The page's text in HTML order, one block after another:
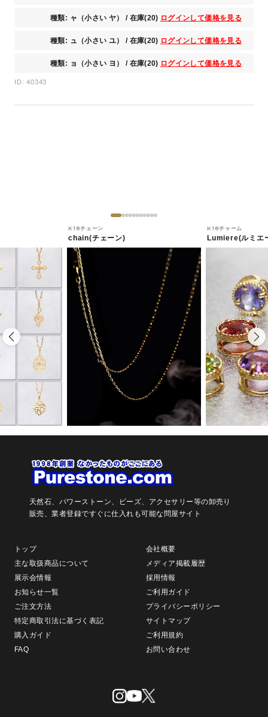
種類: ャ（小さい ヤ） / 在庫(20) ログインして価格を見る
種類: ュ（小さい ユ） / 在庫(20) ログインして価格を見る
種類: ョ（小さい ヨ） / 在庫(20) ログインして価格を見る
ID: 40343
K18チェーン
chain(チェーン)
K18チャーム
Lumiere(ルミエ
天然石、パワーストーン、ビーズ、アクセサリー等の卸売り
販売、業者登録ですぐに仕入れも可能な問屋サイト
トップ
会社概要
主な取扱商品について
メディア掲載履歴
展示会情報
採用情報
お知らせ一覧
ご利用ガイド
ご注文方法
プライバシーポリシー
特定商取引法に基づく表記
サイトマップ
購入ガイド
ご利用規約
FAQ
お問い合わせ